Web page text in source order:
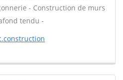
- Construction de murs
tendu -